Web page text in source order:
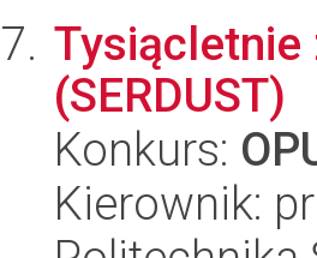
Tysiącletnie
(SERDUST)
Konkurs:
Kierownik: